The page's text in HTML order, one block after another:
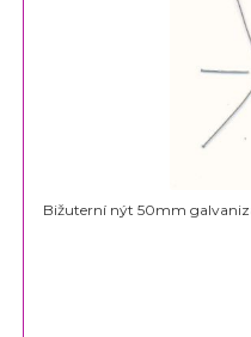
Bižuterní nýt 50mm